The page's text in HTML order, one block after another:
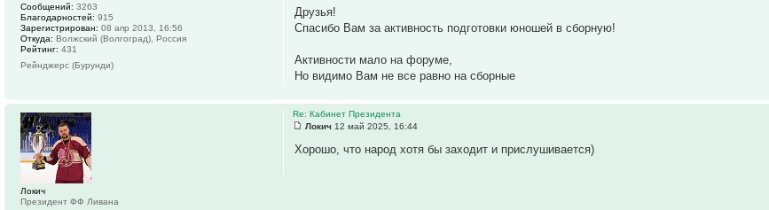
Друзья!
Спасибо Вам за активность подготовки юношей в сборную!
Активности мало на форуме,
Но видимо Вам не все равно на сборные
Сообщений: 3263
Благодарностей: 915
Зарегистрирован: 08 апр 2013, 16:56
Откуда: Волжский (Волгоград), Россия
Рейтинг: 431
Рейнджерс (Бурунди)
Re: Кабинет Президента
Локич 12 май 2025, 16:44
Хорошо, что народ хотя бы заходит и прислушивается)
Локич
Президент ФФ Ливана